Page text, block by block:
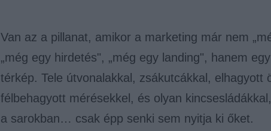
Van az a pillanat, amikor a marketing már nem
„még egy hirdetés", „még egy landing", hanem
térkép. Tele útvonalakkal, zsákutcákkal, elhagyott
félbehagyott mérésekkel, és olyan
a sarokban… csak épp senki sem nyitja ki őket.